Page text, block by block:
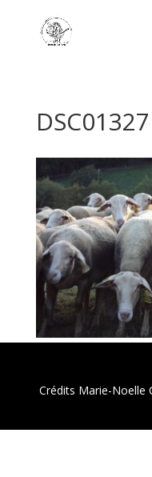
DSC01327
Crédits Marie-Noelle